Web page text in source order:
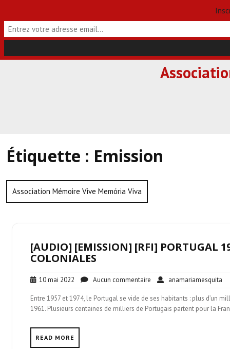
Étiquette : Emission
Association Mémoire Vive Memória Viva
[AUDIO] [EMISSION] [RFI] PORTUGAL
COLONIALES
10 mai 2022 10
mai
2022
Aucun commentaire Aucun
commentaire
anamariamesquita
Entre 1957 et 1974, le Portugal se vide de ses habitants : plus d’un
1961. Plusieurs centaines de milliers de Portugais partent pour la
READ MORE